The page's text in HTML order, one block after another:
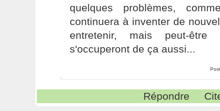
quelques problèmes,
continuera à inventer de
entretenir, mais peut-
s'occuperont de ça aussi...
Répondre